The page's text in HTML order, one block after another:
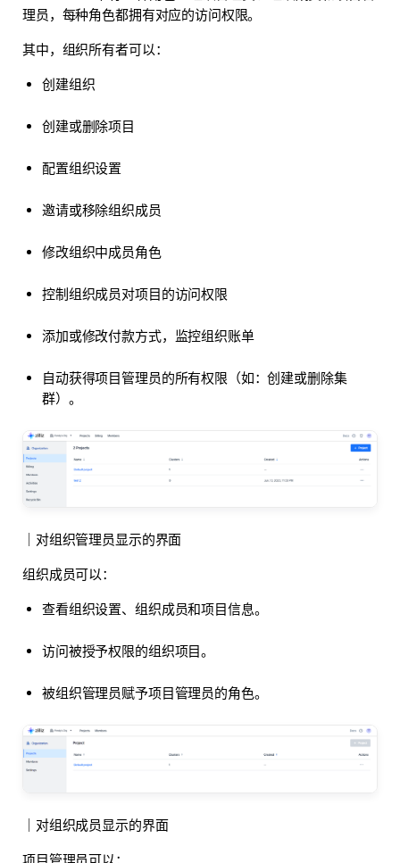
理员，每种角色都拥有对应的访问权限。
其中，组织所有者可以：
创建组织
创建或删除项目
配置组织设置
邀请或移除组织成员
修改组织中成员角色
控制组织成员对项目的访问权限
添加或修改付款方式，监控组织账单
自动获得项目管理员的所有权限（如：创建或删除集
群）。
｜对组织管理员显示的界面
组织成员可以：
查看组织设置、组织成员和项目信息。
访问被授予权限的组织项目。
被组织管理员赋予项目管理员的角色。
｜对组织成员显示的界面
项目管理员可以：